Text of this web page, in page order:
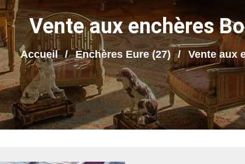
Vente aux enchères
Accueil Enchères Eure (27) Vente aux